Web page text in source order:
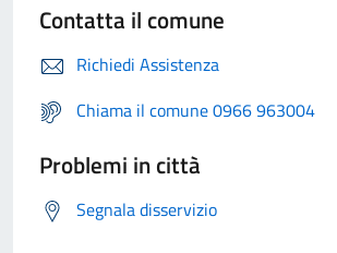
Contatta il comune
Richiedi Assistenza
Chiama il comune 0966 963004
Problemi in città
Segnala disservizio